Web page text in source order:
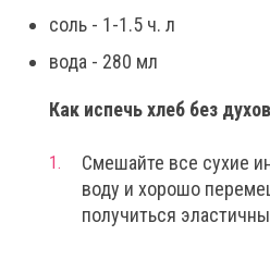
соль - 1-1.5 ч. л
вода - 280 мл
Как испечь хлеб без
Смешайте все сухие
воду и хорошо
получиться